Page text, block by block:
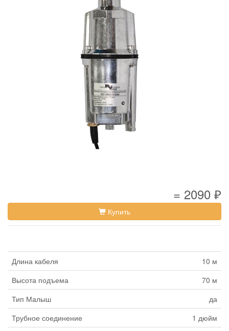
= 2090 ₽
Купить
Длина кабеля
10 м
Высота подъема
70 м
Тип Малыш
да
Трубное соединение
1 дюйм